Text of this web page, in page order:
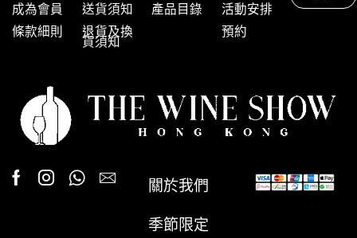
成為會員
條款細則
送貨須知
退貨及換
貨須知
產品目錄
活動安排
預約
關於我們
季節限定